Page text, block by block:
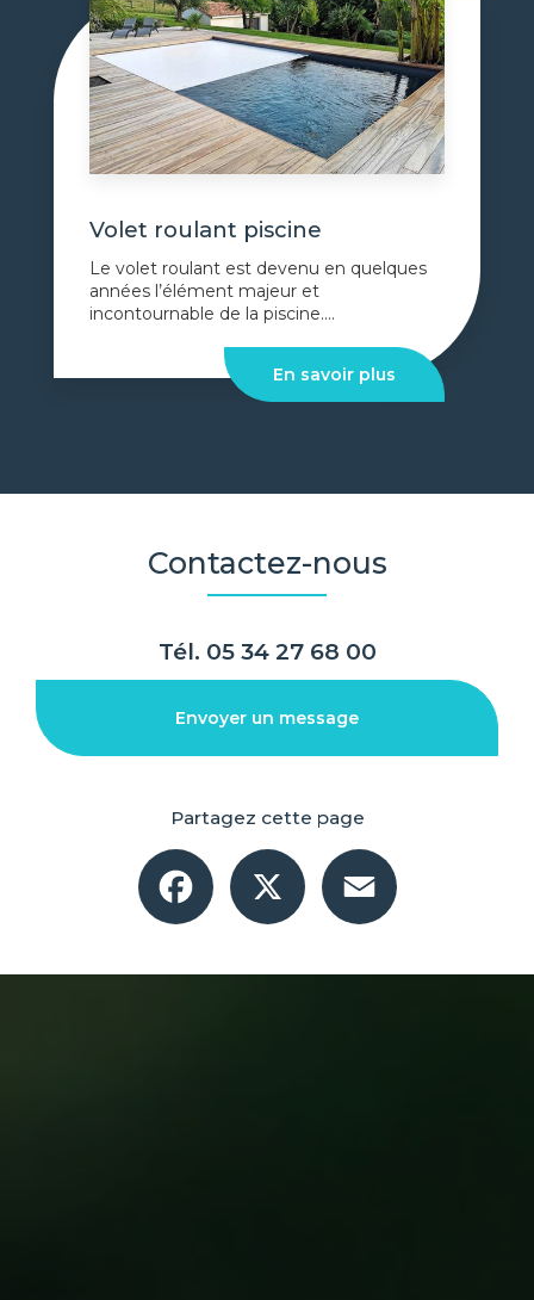
Volet roulant piscine
Le volet roulant est devenu en quelques
années l’élément majeur et
incontournable de la piscine....
En savoir plus
Contactez-nous
Tél. 05 34 27 68 00
Envoyer un message
Partagez cette page
Facebook